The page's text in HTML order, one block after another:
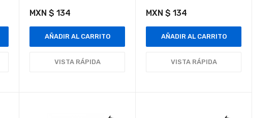
MXN $ 134
AÑADIR AL CARRITO
VISTA RÁPIDA
MXN $ 134
AÑADIR AL CARRITO
VISTA RÁPIDA